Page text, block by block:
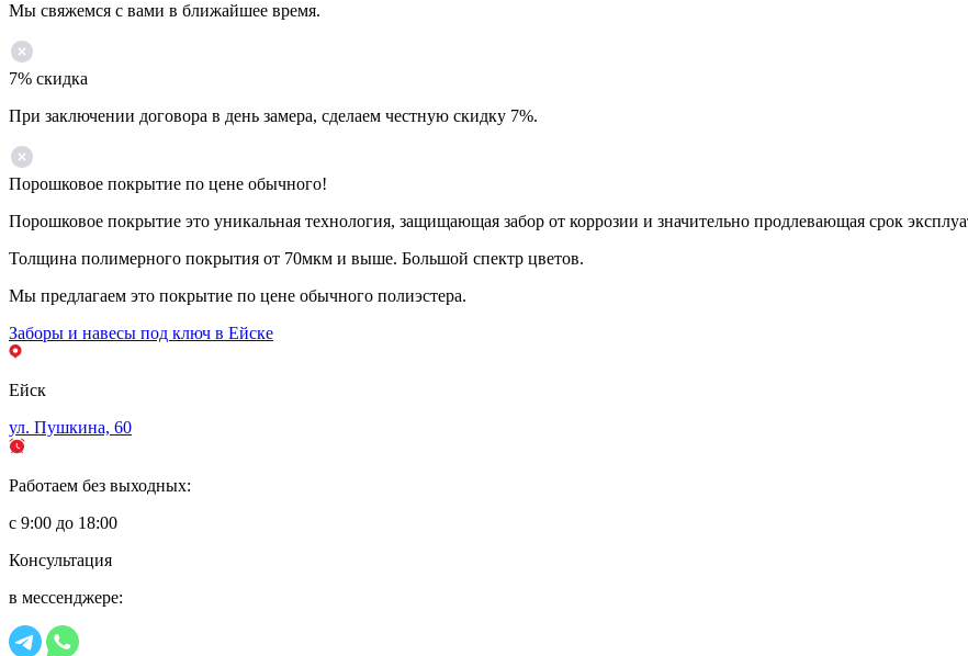
Мы свяжемся с вами в ближайшее время.
7% скидка
При заключении договора в день замера, сделаем честную скидку 7%.
Порошковое покрытие по цене обычного!
Порошковое покрытие это уникальная технология, защищающая забор от коррозии и значительно продлевающая срок
Толщина полимерного покрытия от 70мкм и выше. Большой спектр цветов.
Мы предлагаем это покрытие по цене обычного полиэстера.
Заборы и навесы под ключ в Ейске
Ейск
ул. Пушкина, 60
Работаем без выходных:
с 9:00 до 18:00
Консультация
в мессенджере: